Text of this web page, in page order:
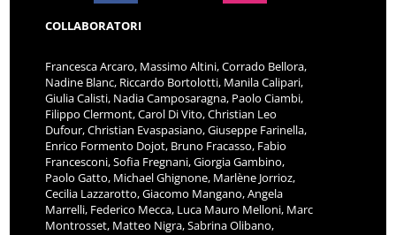
COLLABORATORI
Francesca Arcaro, Massimo Altini, Corrado Bellora,
Nadine Blanc, Riccardo Bortolotti, Manila Calipari,
Giulia Calisti, Nadia Camposaragna, Paolo Ciambi,
Filippo Clermont, Carol Di Vito, Christian Leo
Dufour, Christian Evaspasiano, Giuseppe Farinella,
Enrico Formento Dojot, Bruno Fracasso, Fabio
Francesconi, Sofia Fregnani, Giorgia Gambino,
Paolo Gatto, Michael Ghignone, Marlène Jorrioz,
Cecilia Lazzarotto, Giacomo Mangano, Angela
Marrelli, Federico Mecca, Luca Mauro Melloni, Marc
Montrosset, Matteo Nigra, Sabrina Olibano,